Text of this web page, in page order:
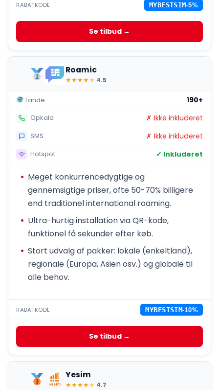
RABATKODE MYBESTSIM-5%
Se tilbud →
Roamic
★★★★★ 4.5
Lande 190+
Opkald ✗ Ikke inkluderet
SMS ✗ Ikke inkluderet
Hotspot ✓ Inkluderet
Meget konkurrencedygtige og
gennemsigtige priser, ofte 50-70% billigere
end traditionel international roaming.
Ultra-hurtig installation via QR-kode,
funktionel få sekunder efter køb.
Stort udvalg af pakker: lokale (enkeltland),
regionale (Europa, Asien osv.) og globale til
alle behov.
RABATKODE MYBESTSIM-10%
Se tilbud →
Yesim
★★★★★ 4.7